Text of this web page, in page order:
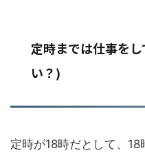
定時までは仕事を
い？)
定時が18時だとして、